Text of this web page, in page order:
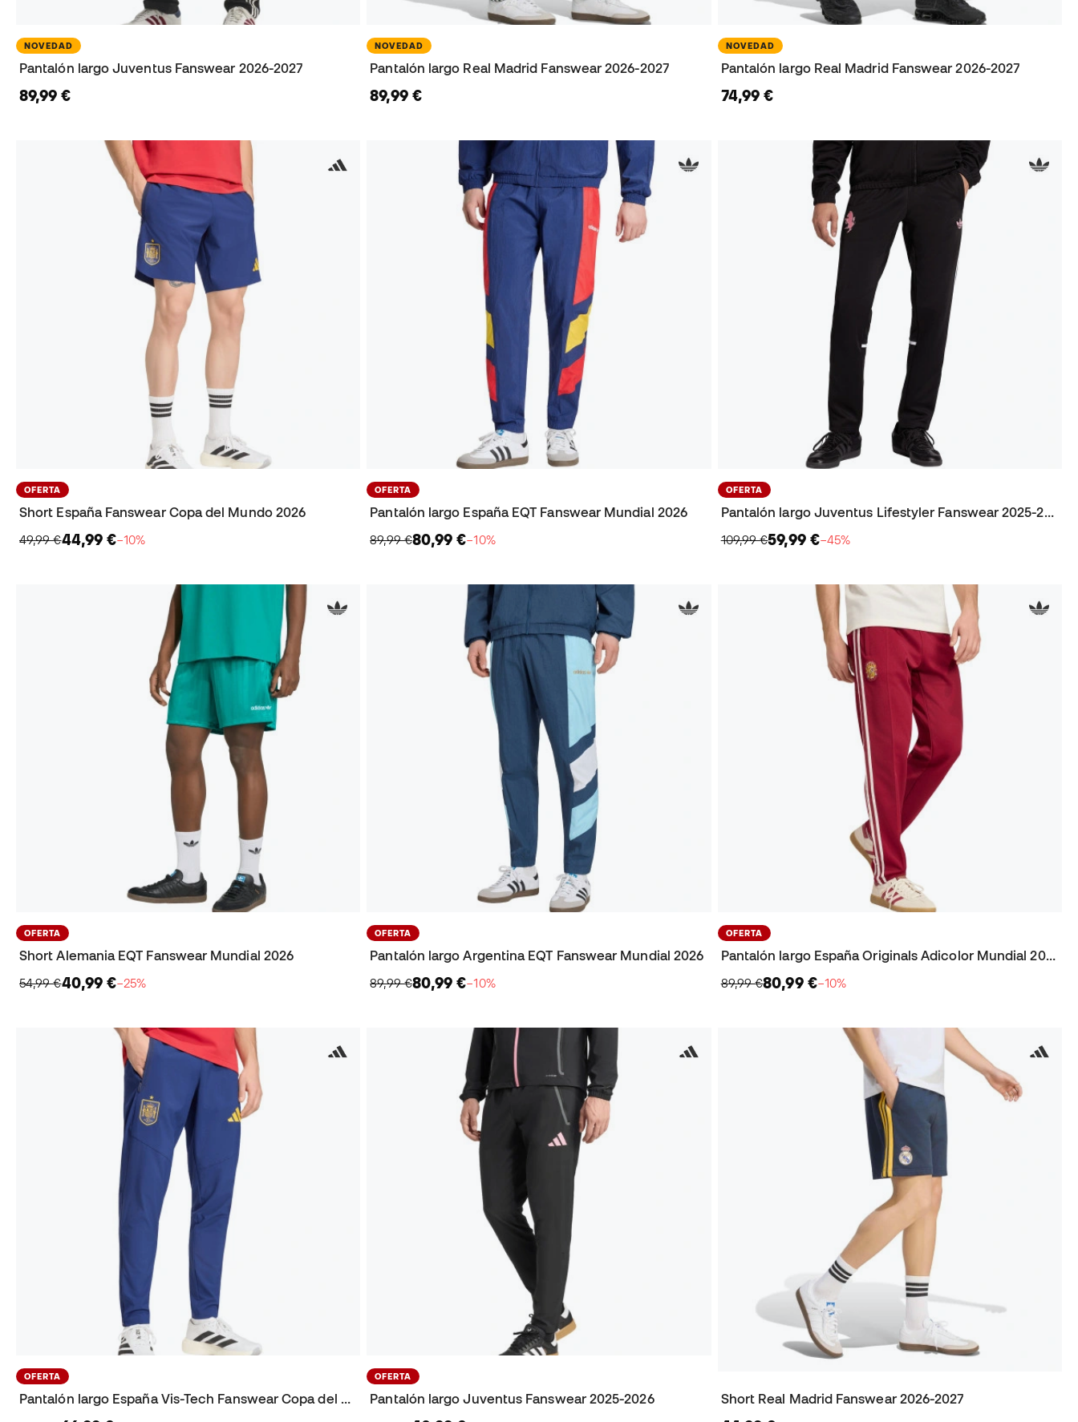
NOVEDAD
Pantalón largo Juventus Fanswear 2026-2027
89,99 €
NOVEDAD
Pantalón largo Real Madrid Fanswear 2026-2027
89,99 €
NOVEDAD
Pantalón largo Real Madrid Fanswear 2026-2027
74,99 €
OFERTA
Short España Fanswear Copa del Mundo 2026
49,99 €44,99 €−10%
OFERTA
Pantalón largo España EQT Fanswear Mundial 2026
89,99 €80,99 €−10%
OFERTA
109,99 €59,99 €−45%
OFERTA
Short Alemania EQT Fanswear Mundial 2026
54,99 €40,99 €−25%
OFERTA
Pantalón largo Argentina EQT Fanswear Mundial 2026
89,99 €80,99 €−10%
OFERTA
Pantalón largo España Originals Adicolor Mundial 2026
89,99 €80,99 €−10%
OFERTA
Pantalón largo España Vis-Tech Fanswear Copa del Mundo 2026
OFERTA
Pantalón largo Juventus Fanswear 2025-2026
Short Real Madrid Fanswear 2026-2027